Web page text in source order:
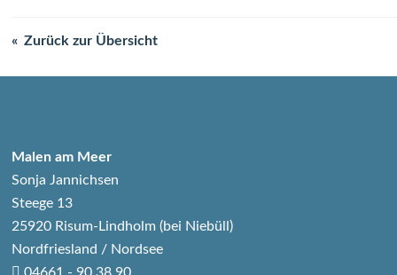
Zurück zur Übersicht
Malen am Meer
Sonja Jannichsen
Steege 13
25920 Risum-Lindholm (bei Niebüll)
Nordfriesland / Nordsee